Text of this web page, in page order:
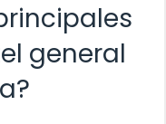
general